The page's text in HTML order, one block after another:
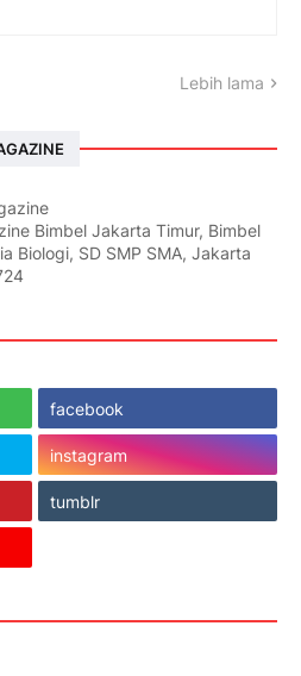
Lebih lama
Bimbel Jakarta Timur, Bimbel
Biologi, SD SMP SMA, Jakarta
facebook
instagram
tumblr